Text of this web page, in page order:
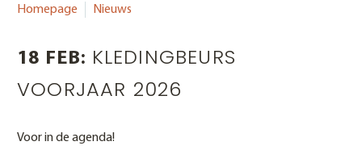
Homepage
Nieuws
18 FEB: KLEDINGBEURS
VOORJAAR 2026
Voor in de agenda!